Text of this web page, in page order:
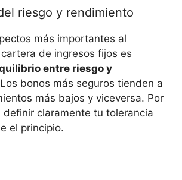
riesgo y rendimiento
más importantes ⁣al
de ingresos fijos es
entre⁢ riesgo y
bonos más seguros tienden a
más ‌bajos‍ y viceversa. ⁤Por
definir ‍claramente tu ⁣tolerancia
el ⁢principio.